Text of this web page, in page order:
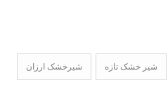
شیر خشک تازه شیرخشک ارزان